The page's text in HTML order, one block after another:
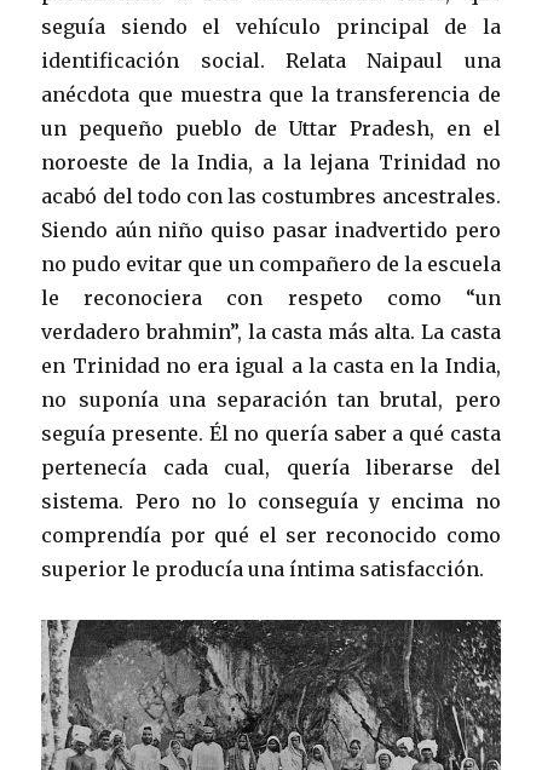
seguía siendo el vehículo principal de la
identificación social. Relata Naipaul una
anécdota que muestra que la transferencia de
un pequeño pueblo de Uttar Pradesh, en el
noroeste de la India, a la lejana Trinidad no
acabó del todo con las costumbres ancestrales.
Siendo aún niño quiso pasar inadvertido pero
no pudo evitar que un compañero de la escuela
le reconociera con respeto como “un
verdadero brahmin”, la casta más alta. La casta
en Trinidad no era igual a la casta en la India,
no suponía una separación tan brutal, pero
seguía presente. Él no quería saber a qué casta
pertenecía cada cual, quería liberarse del
sistema. Pero no lo conseguía y encima no
comprendía por qué el ser reconocido como
superior le producía una íntima satisfacción.